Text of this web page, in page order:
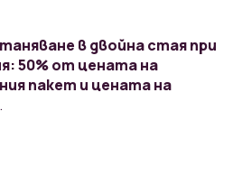
в двойна стая при
50% от цената на
пакет и цената на
.